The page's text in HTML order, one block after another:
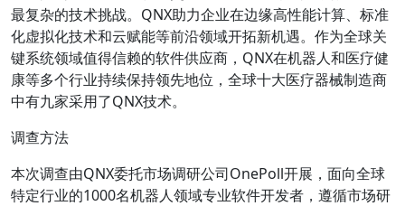
最复杂的技术挑战。QNX助力企业在边缘高性能计算、标准
化虚拟化技术和云赋能等前沿领域开拓新机遇。作为全球关
键系统领域值得信赖的软件供应商，QNX在机器人和医疗健
康等多个行业持续保持领先地位，全球十大医疗器械制造商
中有九家采用了QNX技术。
调查方法
本次调查由QNX委托市场调研公司OnePoll开展，面向全球
特定行业的1000名机器人领域专业软件开发者，遵循市场研